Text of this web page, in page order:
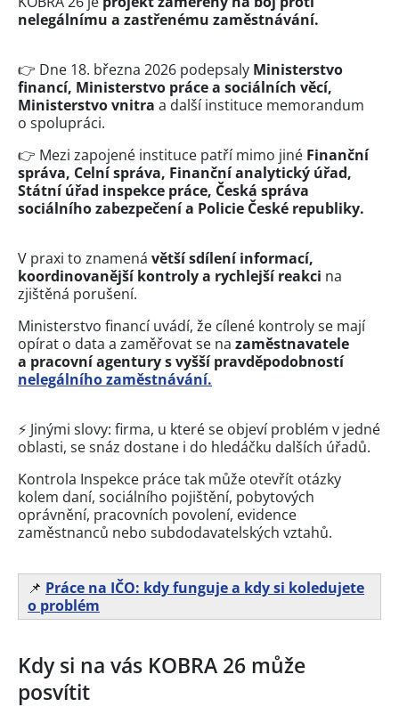
nelegálnímu a zastřenému zaměstnávání.
👉 Dne 18. března 2026 podepsaly Ministerstvo
financí, Ministerstvo práce a sociálních věcí,
Ministerstvo vnitra a další instituce memorandum
o spolupráci.
👉 Mezi zapojené instituce patří mimo jiné Finanční
správa, Celní správa, Finanční analytický úřad,
Státní úřad inspekce práce, Česká správa
sociálního zabezpečení a Policie České republiky.
V praxi to znamená větší sdílení informací,
koordinovanější kontroly a rychlejší reakci na
zjištěná porušení.
Ministerstvo financí uvádí, že cílené kontroly se mají
opírat o data a zaměřovat se na zaměstnavatele
a pracovní agentury s vyšší pravděpodobností
nelegálního zaměstnávání.
⚡ Jinými slovy: firma, u které se objeví problém v jedné
oblasti, se snáz dostane i do hledáčku dalších úřadů.
Kontrola Inspekce práce tak může otevřít otázky
kolem daní, sociálního pojištění, pobytových
oprávnění, pracovních povolení, evidence
zaměstnanců nebo subdodavatelských vztahů.
📌 Práce na IČO: kdy funguje a kdy si koledujete
o problém
Kdy si na vás KOBRA 26 může
posvítit